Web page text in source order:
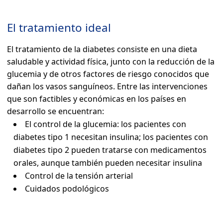
El tratamiento ideal
El tratamiento de la diabetes consiste en una dieta
saludable y actividad física, junto con la reducción de la
glucemia y de otros factores de riesgo conocidos que
dañan los vasos sanguíneos. Entre las intervenciones
que son factibles y económicas en los países en
desarrollo se encuentran:
El control de la glucemia: los pacientes con
diabetes tipo 1 necesitan insulina; los pacientes con
diabetes tipo 2 pueden tratarse con medicamentos
orales, aunque también pueden necesitar insulina
Control de la tensión arterial
Cuidados podológicos